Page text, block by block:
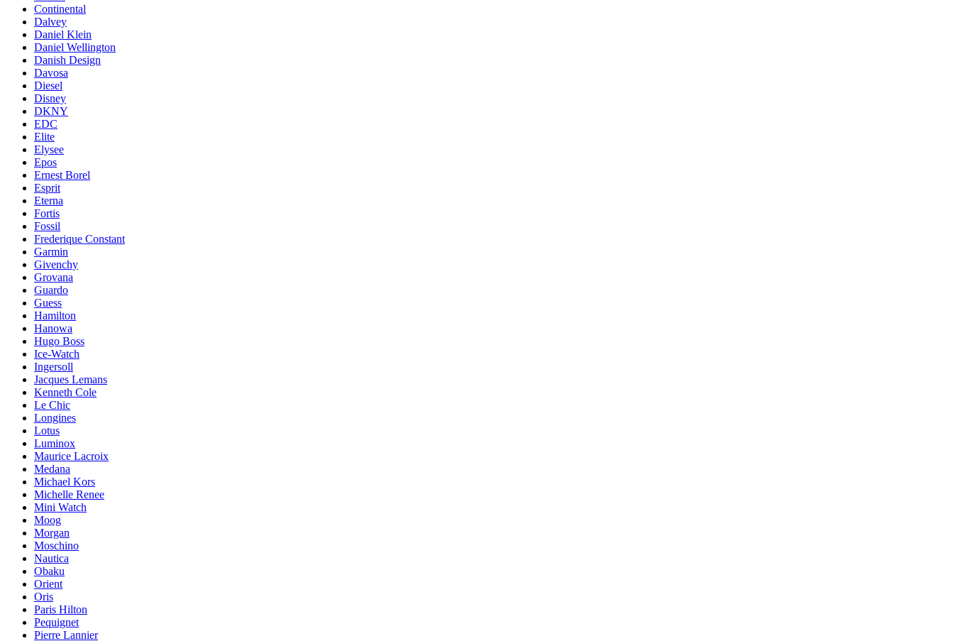
Continental
Dalvey
Daniel Klein
Daniel Wellington
Danish Design
Davosa
Diesel
Disney
DKNY
EDC
Elite
Elysee
Epos
Ernest Borel
Esprit
Eterna
Fortis
Fossil
Frederique Constant
Garmin
Givenchy
Grovana
Guardo
Guess
Hamilton
Hanowa
Hugo Boss
Ice-Watch
Ingersoll
Jacques Lemans
Kenneth Cole
Le Chic
Longines
Lotus
Luminox
Maurice Lacroix
Medana
Michael Kors
Michelle Renee
Mini Watch
Moog
Morgan
Moschino
Nautica
Obaku
Orient
Oris
Paris Hilton
Pequignet
Pierre Lannier